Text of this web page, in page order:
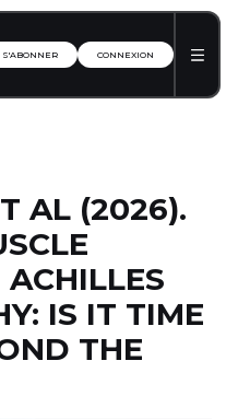
S'ABONNER CONNEXION
AL (2026).
IS IT TIME
THE